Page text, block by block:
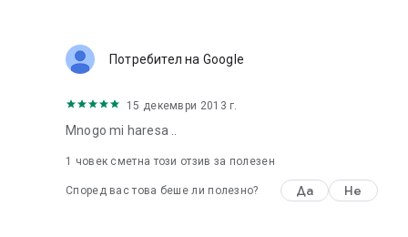
Потребител на Google
15 декември 2013 г.
Mnogo mi haresa ..
1 човек сметна този отзив за полезен
Според вас това беше ли полезно? Да Не